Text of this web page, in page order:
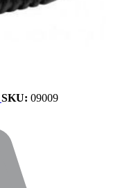
SKU: 09009